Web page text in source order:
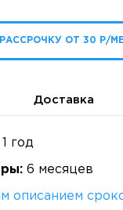
ОТ 30 Р/
Доставка
год
6 месяцев
описанием